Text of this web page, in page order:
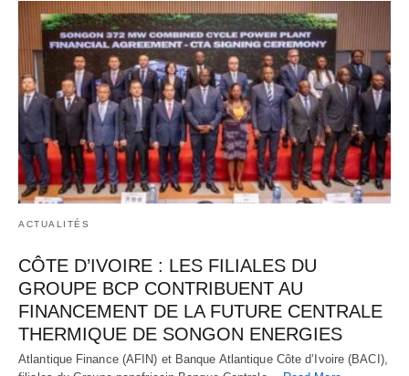
ACTUALITÉS
CÔTE D’IVOIRE : LES FILIALES DU
GROUPE BCP CONTRIBUENT AU
FINANCEMENT DE LA FUTURE CENTRALE
THERMIQUE DE SONGON ENERGIES
Atlantique Finance (AFIN) et Banque Atlantique Côte d’Ivoire (BACI),